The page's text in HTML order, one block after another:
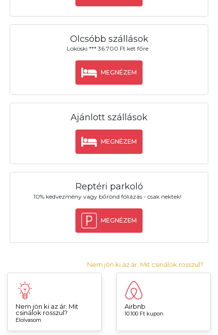
Olcsóbb szállások
Lokoski *** 36.700 Ft két főre
MEGNÉZEM
Ajánlott szállások
MEGNÉZEM
Reptéri parkoló
10% kedvezmény vagy bőrönd fóliázás - csak nektek!
MEGNÉZEM
Nem jön ki az ár. Mit csinálok rosszul?
Nem jön ki az ár. Mit
csinálok rosszul?
Elolvasom
Airbnb
10.100 Ft kupon